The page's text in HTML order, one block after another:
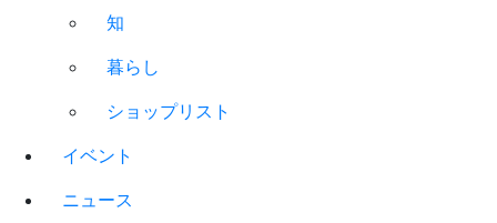
知
暮らし
ショップリスト
イベント
ニュース